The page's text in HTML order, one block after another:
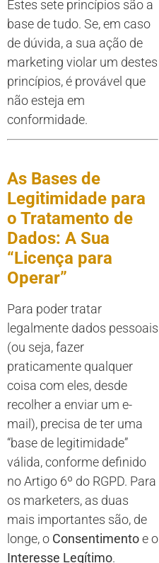
Estes sete princípios são a
base de tudo. Se, em caso
de dúvida, a sua ação de
marketing violar um destes
princípios, é provável que
não esteja em
conformidade.
As Bases de
Legitimidade para
o Tratamento de
Dados: A Sua
“Licença para
Operar”
Para poder tratar
legalmente dados pessoais
(ou seja, fazer
praticamente qualquer
coisa com eles, desde
recolher a enviar um e-
mail), precisa de ter uma
“base de legitimidade”
válida, conforme definido
no Artigo 6º do RGPD. Para
os marketers, as duas
mais importantes são, de
longe, o Consentimentoe o
Interesse Legítimo.